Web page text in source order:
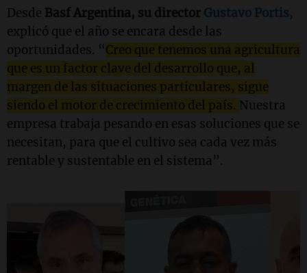
Desde Basf Argentina, su director Gustavo Portis,
explicó que el año se encara desde las
oportunidades. “Creo que tenemos una agricultura
que es un factor clave del desarrollo que, al
margen de las situaciones particulares, sigue
siendo el motor de crecimiento del país. Nuestra
empresa trabaja pesando en esas soluciones que se
necesitan, para que el cultivo sea cada vez más
rentable y sustentable en el sistema”.